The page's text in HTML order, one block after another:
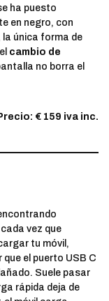
ha puesto
en negro, con
única forma de
cambio de
no borra el
€ 159 iva inc.
vez que
tu móvil,
que el puerto USB C
Suele pasar
rápida deja de